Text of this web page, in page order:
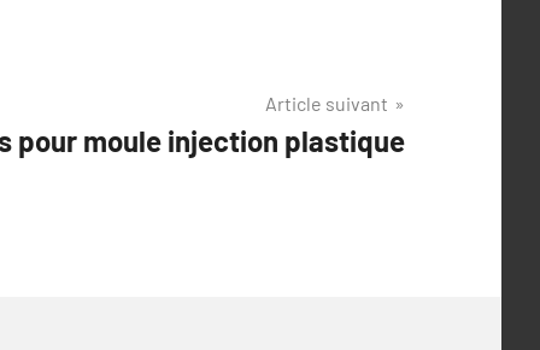
Article suivant
pour moule injection plastique